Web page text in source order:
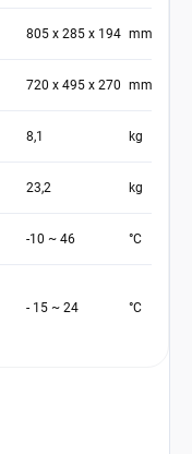
805 x 285 x 194 mm
720 x 495 x 270 mm
8,1 kg
23,2 kg
-10 ~ 46 °C
- 15 ~ 24 °C